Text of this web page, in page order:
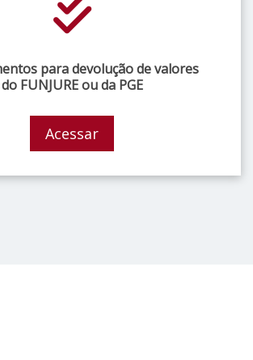
para devolução de valores
do FUNJURE ou da PGE
Acessar